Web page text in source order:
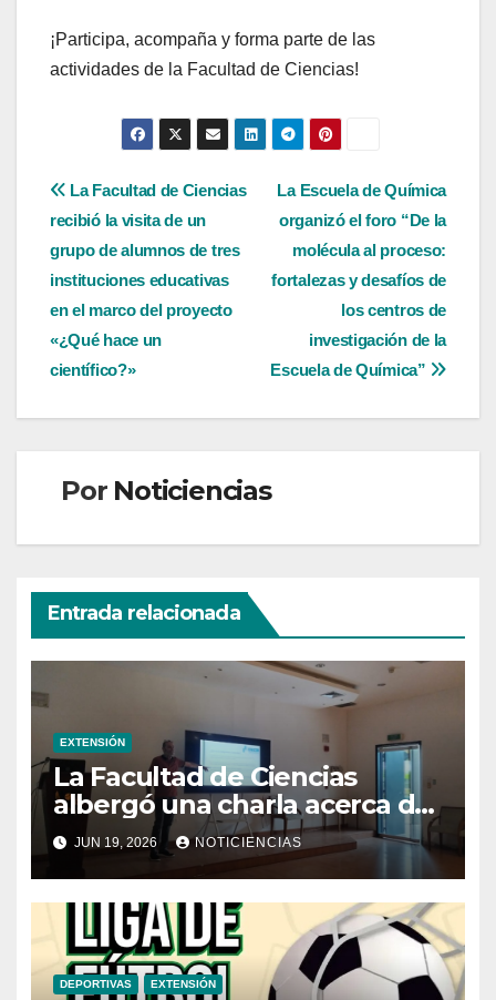
¡Participa, acompaña y forma parte de las
actividades de la Facultad de Ciencias!
Navegación
de
entradas
La Escuela de Química
organizó el foro “De la
molécula al proceso:
fortalezas y desafíos de
los centros de
investigación de la
Escuela de Química”
La Facultad de Ciencias
recibió la visita de un
grupo de alumnos de tres
instituciones educativas
en el marco del proyecto
«¿Qué hace un
científico?»
Por Noticiencias
Entrada relacionada
EXTENSIÓN
La Facultad de Ciencias
albergó una charla acerca de
la transformación hacia la
refrigeración sostenible
JUN 19, 2026 NOTICIENCIAS
DEPORTIVAS EXTENSIÓN